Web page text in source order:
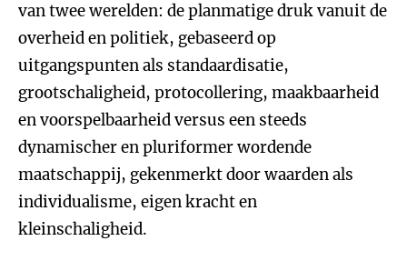
van twee werelden: de planmatige druk vanuit de
overheid en politiek, gebaseerd op
uitgangspunten als standaardisatie,
grootschaligheid, protocollering, maakbaarheid
en voorspelbaarheid versus een steeds
dynamischer en pluriformer wordende
maatschappij, gekenmerkt door waarden als
individualisme, eigen kracht en
kleinschaligheid.